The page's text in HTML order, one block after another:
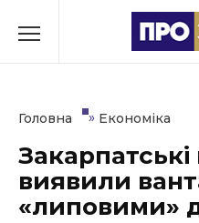
до
Культура
Освіта
Головна » Економіка
виявили
«липовими»